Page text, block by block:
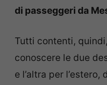
di passeggeri da
Tutti contenti,
conoscere le due
e l’altra per l’estero,